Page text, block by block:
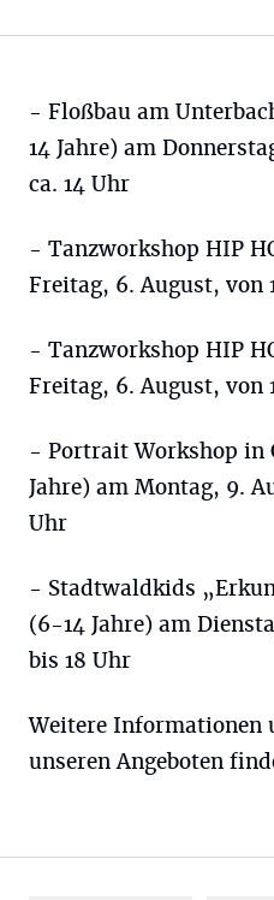
- Floßbau am
14 Jahre) am
ca. 14 Uhr
- Tanzworkshop HIP
Freitag, 6. August, von
- Tanzworkshop HIP
Freitag, 6. August, von
- Portrait Workshop in
Jahre) am Montag, 9.
Uhr
- Stadtwaldkids
(6-14 Jahre) am
bis 18 Uhr
Weitere Informationen
unseren Angeboten